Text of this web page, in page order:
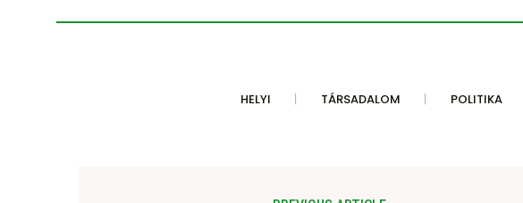
HELYI TÁRSADALOM POLITIKA